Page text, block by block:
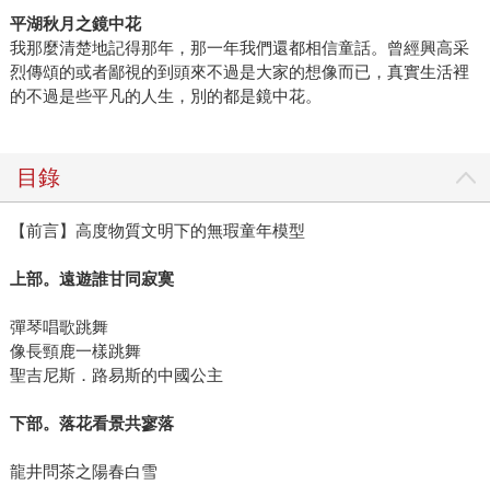
平湖秋月之鏡中花
我那麼清楚地記得那年，那一年我們還都相信童話。曾經興高采
烈傳頌的或者鄙視的到頭來不過是大家的想像而已，真實生活裡
的不過是些平凡的人生，別的都是鏡中花。
目錄
【前言】高度物質文明下的無瑕童年模型
上部。遠遊誰甘同寂寞
彈琴唱歌跳舞
像長頸鹿一樣跳舞
聖吉尼斯．路易斯的中國公主
下部。落花看景共寥落
龍井問茶之陽春白雪